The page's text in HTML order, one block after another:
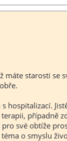
máte starosti
hospitalizací.
případně
své obtíže
o smyslu